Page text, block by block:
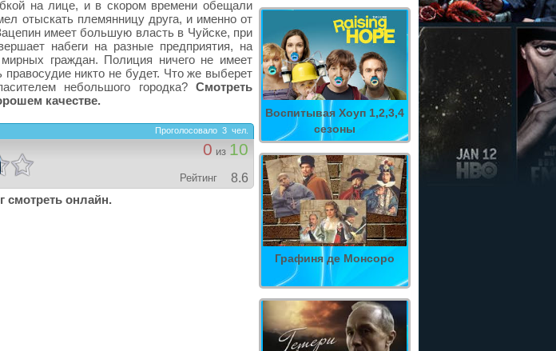
Воспитывая Хоуп 1,2,3,4
сезоны
Графиня де Монсоро
на лице, и в скором времени обещали
отыскать племянницу друга, и именно от
имеет большую власть в Чуйске, при
набеги на разные предприятия, на
граждан. Полиция ничего не имеет
никто не будет. Что же выберет
небольшого городка? Смотреть
качестве.
Проголосовало 3 чел.
0 из 10
Рейтинг
8.6
смотреть онлайн.